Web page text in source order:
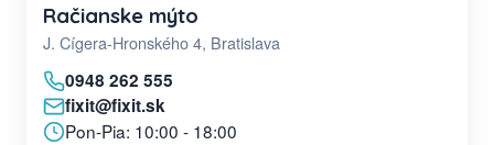
Račianske mýto
J. Cígera-Hronského 4, Bratislava
0948 262 555
fixit@fixit.sk
Pon-Pia: 10:00 - 18:00